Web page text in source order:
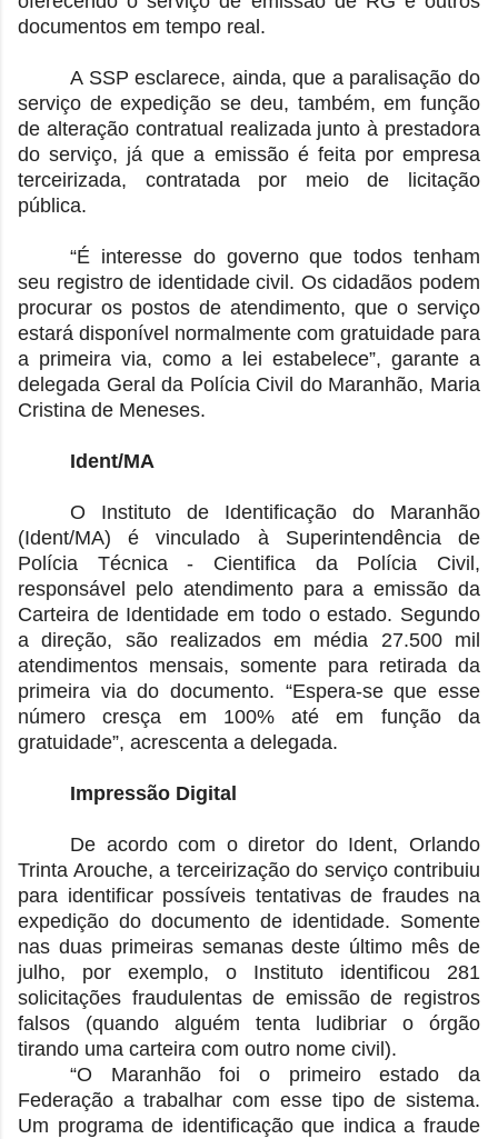
documentos em tempo real.
A SSP esclarece, ainda, que a paralisação do
serviço de expedição se deu, também, em função
de alteração contratual realizada junto à prestadora
do serviço, já que a emissão é feita por empresa
terceirizada, contratada por meio de licitação
pública.
“É interesse do governo que todos tenham
seu registro de identidade civil. Os cidadãos podem
procurar os postos de atendimento, que o serviço
estará disponível normalmente com gratuidade para
a primeira via, como a lei estabelece”, garante a
delegada Geral da Polícia Civil do Maranhão, Maria
Cristina de Meneses.
Ident/MA
O Instituto de Identificação do Maranhão
(Ident/MA) é vinculado à Superintendência de
Polícia Técnica - Cientifica da Polícia Civil,
responsável pelo atendimento para a emissão da
Carteira de Identidade em todo o estado. Segundo
a direção, são realizados em média 27.500 mil
atendimentos mensais, somente para retirada da
primeira via do documento. “Espera-se que esse
número cresça em 100% até em função da
gratuidade”, acrescenta a delegada.
Impressão Digital
De acordo com o diretor do Ident, Orlando
Trinta Arouche, a terceirização do serviço contribuiu
para identificar possíveis tentativas de fraudes na
expedição do documento de identidade. Somente
nas duas primeiras semanas deste último mês de
julho, por exemplo, o Instituto identificou 281
solicitações fraudulentas de emissão de registros
falsos (quando alguém tenta ludibriar o órgão
tirando uma carteira com outro nome civil).
“O Maranhão foi o primeiro estado da
Federação a trabalhar com esse tipo de sistema.
Um programa de identificação que indica a fraude